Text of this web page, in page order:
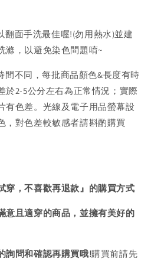
面手洗最佳喔!(勿用熱水)並建
滌，以避免染色問題唷~
不同，每批商品顏色&長度有時
於2-5公分左右為正常情況；實際
有色差。光線及電子用品螢幕設
，對色差較敏感者請斟酌購買
穿，不喜歡再退款』的購買方式
意且適穿的商品，並擁有美好的
詢問和確認再購買哦!購買前請先